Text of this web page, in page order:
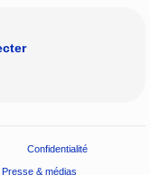
Confidentialité
Presse & médias